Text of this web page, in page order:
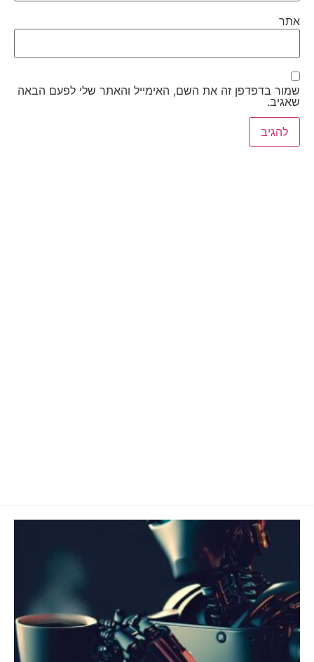
אתר
שמור בדפדפן זה את השם, האימייל והאתר שלי לפעם הבאה
שאגיב.